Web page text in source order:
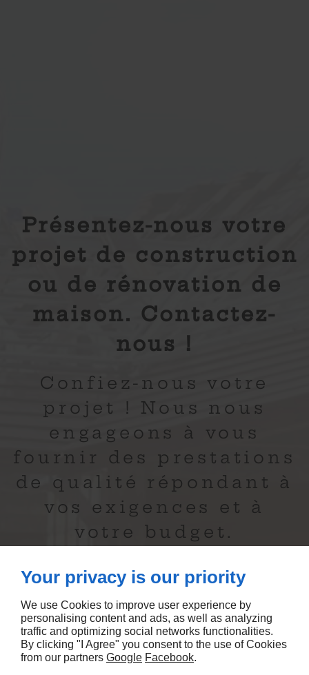
Présentez-nous votre
projet de construction
ou de rénovation de
maison. Contactez-
nous !
Confiez-nous votre
projet ! Nous nous
engageons à vous
fournir des prestations
de qualité répondant à
vos exigences et à
votre budget.
Your privacy is our priority
We use Cookies to improve user experience by
personalising content and ads, as well as analyzing
traffic and optimizing social networks functionalities.
By clicking "I Agree" you consent to the use of Cookies
from our partners Google Facebook.